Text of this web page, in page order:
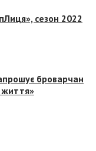
сезон 2022
броварчан
життя»